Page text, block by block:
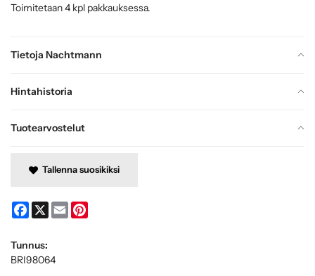
Tietoja Nachtmann
Hintahistoria
Tuotearvostelut
Toimitetaan 4 kpl pakkauksessa.
Tallenna suosikiksi
Facebook
X Email
Tunnus:
BRI98064